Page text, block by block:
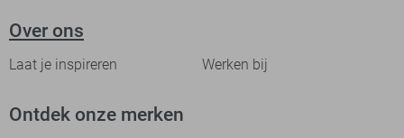
Over ons
Laat je inspireren Werken bij
Ontdek onze merken